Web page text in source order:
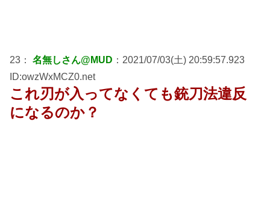
23： 名無しさん@MUD ：2021/07/03(土) 20:59:57.923
ID:owzWxMCZ0.net
これ刃が入ってなくても銃刀法違反
になるのか？